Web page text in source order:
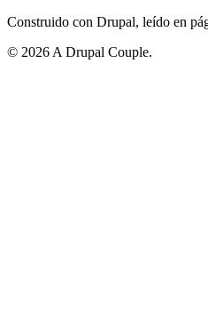
Construido con Drupal, leído en
© 2026A Drupal Couple.